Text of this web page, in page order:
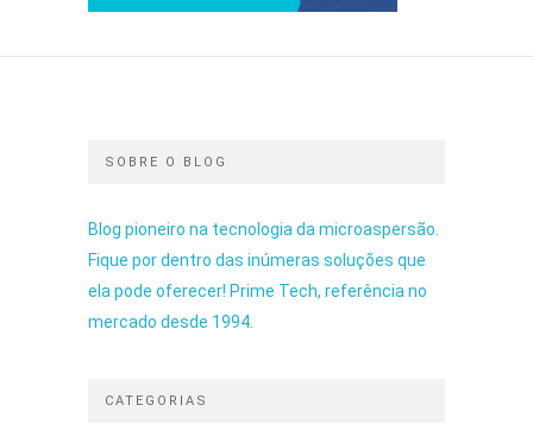
SOBRE O BLOG
Blog pioneiro na tecnologia da microaspersão.
Fique por dentro das inúmeras soluções que
ela pode oferecer! Prime Tech, referência no
mercado desde 1994.
CATEGORIAS